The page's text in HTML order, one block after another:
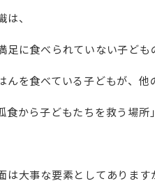
、
足に食べられていない子ども
んを食べている子どもが、
食から子どもたちを救う場所
は大事な要素としてあります